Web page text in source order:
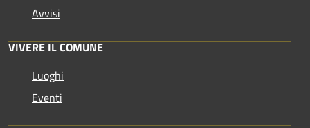
Avvisi
VIVERE IL COMUNE
Luoghi
Eventi